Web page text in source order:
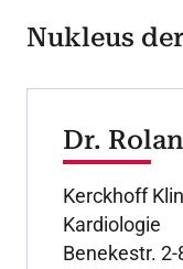
Nukleus
Dr.
Kerckhoff
Kardiologie
Benekestr. 2-